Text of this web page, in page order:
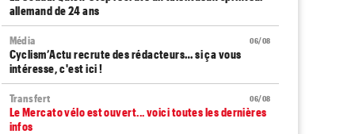
allemand de 24 ans
06/08
Média
Cyclism’Actu recrute des rédacteurs… si ça vous
intéresse, c'est ici !
06/08
Transfert
Le Mercato vélo est ouvert... voici toutes les dernières
infos